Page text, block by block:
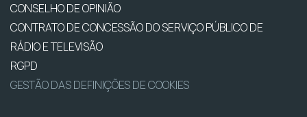
CONSELHO DE OPINIÃO
CONTRATO DE CONCESSÃO DO SERVIÇO PÚBLICO DE
RÁDIO E TELEVISÃO
RGPD
GESTÃO DAS DEFINIÇÕES DE COOKIES